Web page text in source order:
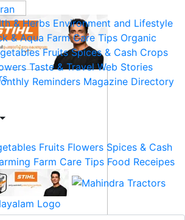
& Herbs Environment and Lifestyle
& Aqua Farm Care Tips Organic
Fruits Spices & Cash Crops
Taste & Travel Web Stories
Reminders Magazine Directory
Fruits Flowers Spices & Cash
Farm Care Tips Food Receipes